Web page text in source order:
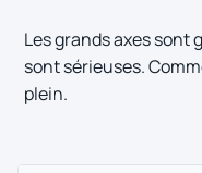
Les grands axes sont
sont sérieuses.
plein.